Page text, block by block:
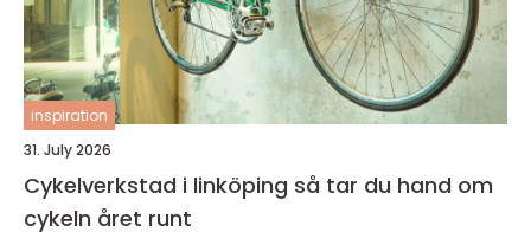
inspiration
31. July 2026
Cykelverkstad i linköping så tar du hand om
cykeln året runt